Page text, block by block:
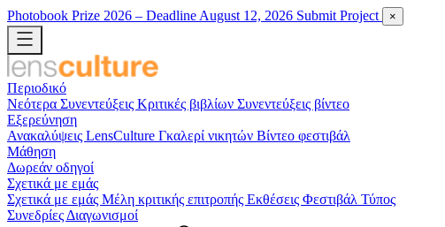
Photobook Prize 2026 – Deadline August 12, 2026 Submit Project ×
Περιοδικό
Νεότερα Συνεντεύξεις Κριτικές βιβλίων Συνεντεύξεις βίντεο
Εξερεύνηση
Ανακαλύψεις LensCulture Γκαλερί νικητών Βίντεο φεστιβάλ
Μάθηση
Δωρεάν οδηγοί
Σχετικά με εμάς
Σχετικά με εμάς Μέλη κριτικής επιτροπής Εκθέσεις Φεστιβάλ Τύπος
Συνεδρίες Διαγωνισμοί